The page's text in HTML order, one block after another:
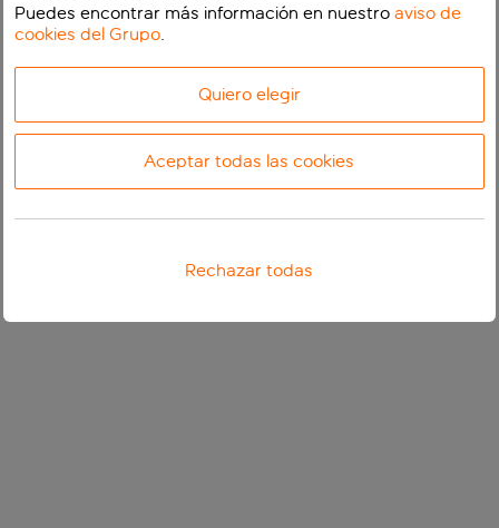
Puedes encontrar más información en nuestroaviso de
cookies del Grupo.
Quiero elegir
Aceptar todas las cookies
Rechazar todas